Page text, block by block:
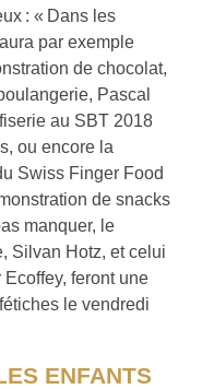
: « Dans les
par exemple
de chocolat,
Pascal
au SBT 2018
ou encore la
Swiss Finger Food
de snacks
manquer, le
Silvan Hotz, et celui
feront une
le vendredi
ENFANTS